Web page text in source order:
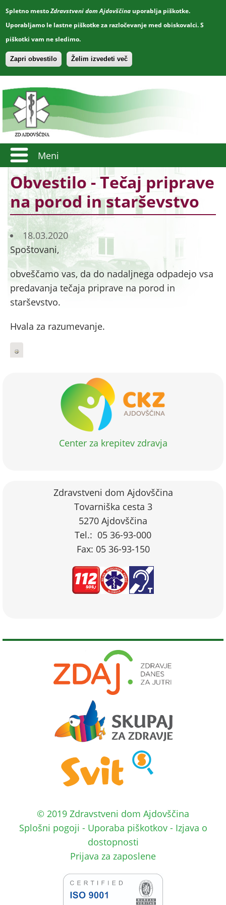
Spletno mestoZdravstveni dom Ajdovščina uporablja piškotke.
Uporabljamo le lastne piškotke za razločevanje med obiskovalci. S
piškotki vam ne sledimo.
Zapri obvestilo Želim izvedeti več
Meni
Obvestilo - Tečaj priprave
na porod in starševstvo
18.03.2020
Spoštovani,
obveščamo vas, da do nadaljnega odpadejo vsa
predavanja tečaja priprave na porod in
starševstvo.
Hvala za razumevanje.
Center za krepitev zdravja
Zdravstveni dom Ajdovščina
Tovarniška cesta 3
5270 Ajdovščina
Tel.: 05 36-93-000
Fax: 05 36-93-150
© 2019 Zdravstveni dom Ajdovščina
Splošni pogoji - Uporaba piškotkov- Izjava o
dostopnosti
Prijava za zaposlene